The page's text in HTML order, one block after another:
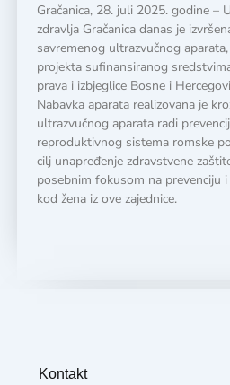
Gračanica, 28. juli 2025. godine –
zdravlja Gračanica danas je
savremenog ultrazvučnog
projekta sufinansiranog
prava i izbjeglice Bosne i
Nabavka aparata realizovana je
ultrazvučnog aparata radi
reproduktivnog sistema romske
cilj unapređenje zdravstvene
posebnim fokusom na prevenciju
kod žena iz ove zajednice.
Kontakt